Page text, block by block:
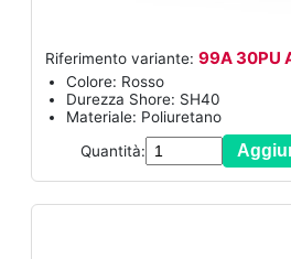
Riferimento variante: 99A 30PU
Colore: Rosso
Durezza Shore: SH40
Materiale: Poliuretano
Quantità: